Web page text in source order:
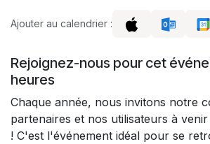
Ajouter au calendrier :
Rejoignez-nous pour cet
heures
Chaque année, nous invitons notre
partenaires et nos utilisateurs à
! C'est l'événement idéal pour se